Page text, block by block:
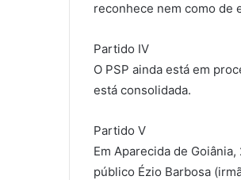
reconhece nem como de
Partido IV
O PSP ainda está em
está consolidada.
Partido V
Em Aparecida de
público Ézio Barbosa